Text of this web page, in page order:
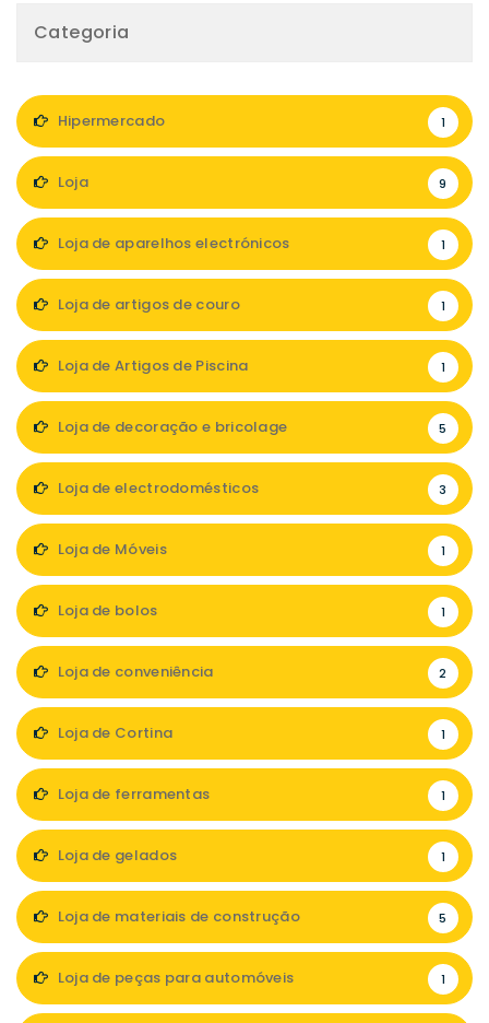
Categoria
Hipermercado 1
Loja 9
Loja de aparelhos electrónicos 1
Loja de artigos de couro 1
Loja de Artigos de Piscina 1
Loja de decoração e bricolage 5
Loja de electrodomésticos 3
Loja de Móveis 1
Loja de bolos 1
Loja de conveniência 2
Loja de Cortina 1
Loja de ferramentas 1
Loja de gelados 1
Loja de materiais de construção 5
Loja de peças para automóveis 1